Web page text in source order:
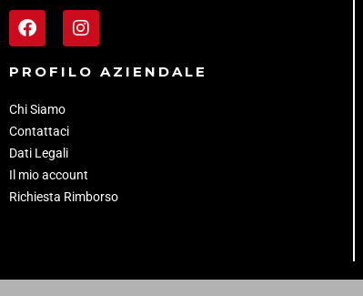
PROFILO AZIENDALE
Chi Siamo
Contattaci
Dati Legali
Il mio account
Richiesta Rimborso